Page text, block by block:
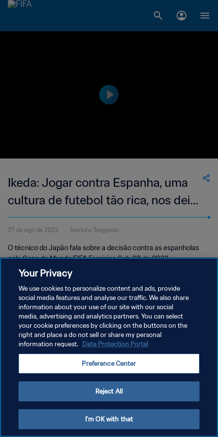
Ikeda: Jogar contra Espanha, uma
cultura de futebol tão rica, nos deixa
felizes
27 de ago de 2022 1minuto 7segundo
O técnico do Japão fala sobre a decisão contra as espanholas
pela Copa do Mundo FIFA Feminina Sub-20 de 2022.
POLÍTICA DE PRIVACIDADE
TERMOS DE SERVIÇO
ADMINISTRAR AS PREFERÊNCIAS DE COOKIES
Your Privacy
We use cookies to personalize content and ads, provide
social media features and analyse our traffic. We also share
information about your use of our site with our social
media, advertising and analytics partners. You can select
your cookie preferences by clicking on the buttons on the
right and place a do not sell or share my personal
information request. Data Protection Portal
Preference Center
Reject All
I'm OK with that